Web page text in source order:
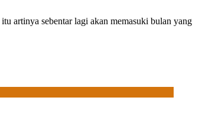
artinya sebentar lagi akan memasuki bulan yang